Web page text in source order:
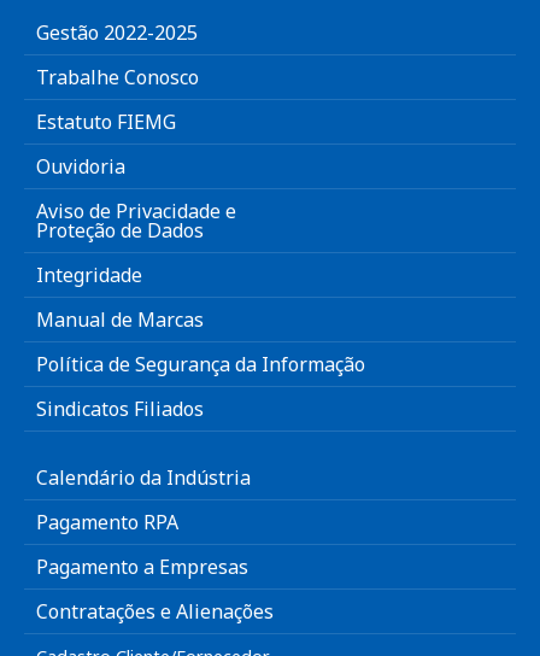
Gestão 2022-2025
Trabalhe Conosco
Estatuto FIEMG
Ouvidoria
Aviso de Privacidade e
Proteção de Dados
Integridade
Manual de Marcas
Política de Segurança da Informação
Sindicatos Filiados
Calendário da Indústria
Pagamento RPA
Pagamento a Empresas
Contratações e Alienações